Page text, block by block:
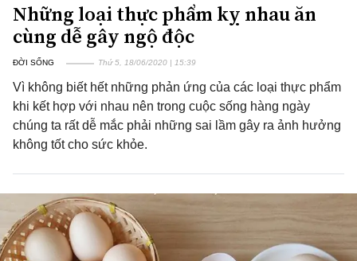
Những loại thực phẩm kỵ nhau ăn
cùng dễ gây ngộ độc
ĐỜI SỐNG Thứ 5, 18/06/2020 | 15:39
Vì không biết hết những phản ứng của các loại thực phẩm
khi kết hợp với nhau nên trong cuộc sống hàng ngày
chúng ta rất dễ mắc phải những sai lầm gây ra ảnh hưởng
không tốt cho sức khỏe.